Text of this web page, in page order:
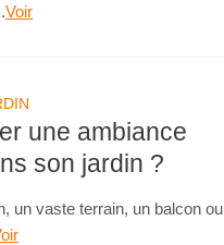
Voir
une ambiance
son jardin ?
un vaste terrain, un balcon ou